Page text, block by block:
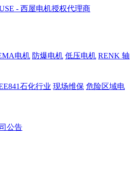
电机 防爆电机 低压电机 RENK 轴
石化行业 现场维保 危险区域电
公告